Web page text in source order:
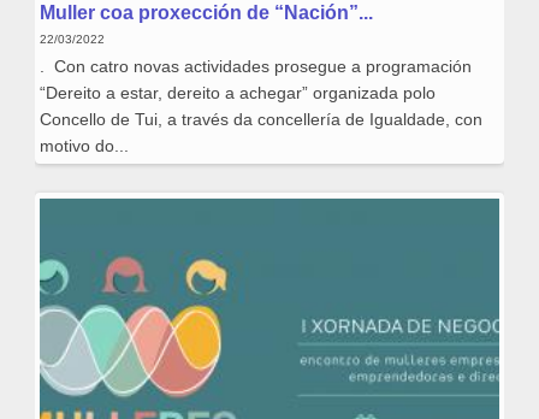
Muller coa proxección de “Nación”...
22/03/2022
. Con catro novas actividades prosegue a programación
“Dereito a estar, dereito a achegar” organizada polo
Concello de Tui, a través da concellería de Igualdade, con
motivo do...